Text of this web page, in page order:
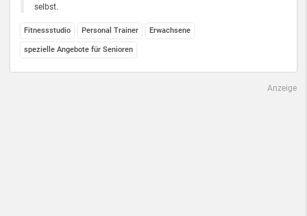
selbst.
Fitnessstudio Personal Trainer Erwachsene
spezielle Angebote für Senioren
Anzeige